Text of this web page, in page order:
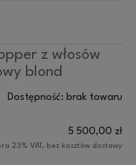
z włosów
blond
Dostępność: brak towaru
5 500,00 zł
23% VAT, bez kosztów dostawy